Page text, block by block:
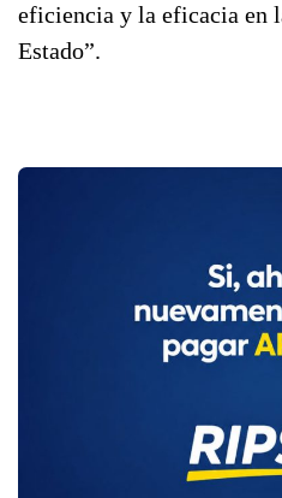
eficiencia y la eficacia en
Estado”.